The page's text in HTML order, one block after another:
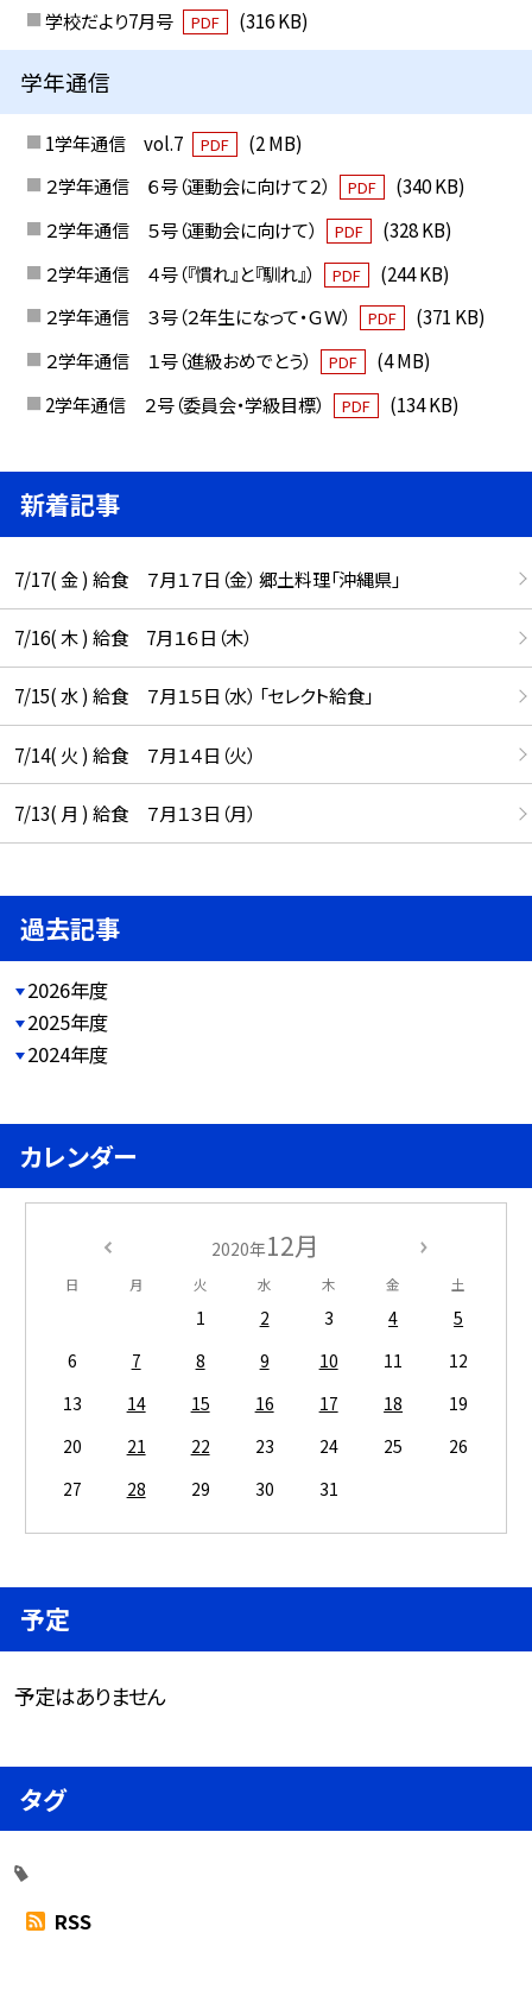
学校だより7月号
PDF (316 KB)
学年通信
1学年通信 vol.7 PDF
(2 MB)
２学年通信 ６号（運動会に向けて２）
PDF
(340 KB)
２学年通信 ５号（運動会に向けて）
PDF
(328 KB)
２学年通信 ４号（『慣れ』と『馴れ』）
PDF
(244 KB)
２学年通信 ３号（２年生になって・ＧＷ）
PDF
(371 KB)
２学年通信 １号（進級おめでとう）
PDF
(4 MB)
2学年通信 ２号（委員会・学級目標）
PDF (134 KB)
新着記事
7/17( 金 ) 給食 ７月１７日（金） 郷土料理「沖縄県」
7/16( 木 ) 給食 7月１６日（木）
7/15( 水 ) 給食 ７月１５日（水） 「セレクト給食」
7/14( 火 ) 給食 ７月１４日（火）
7/13( 月 ) 給食 ７月１３日（月）
過去記事
2026年度
2025年度
2024年度
カレンダー
2020年12月
日 月 火 水 木 金 土
1 2 3 4
5
6
7 8 9 10 11
12
13
14 15 16 17 18
19
20
21 22 23 24 25
26
27
28 29 30 31
予定
予定はありません
タグ
RSS